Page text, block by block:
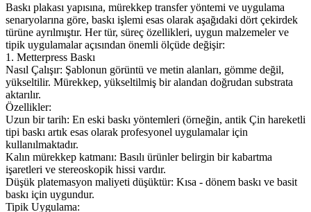
Baskı plakası yapısına, mürekkep transfer yöntemi ve uygulama
senaryolarına göre, baskı işlemi esas olarak aşağıdaki dört çekirdek
türüne ayrılmıştır. Her tür, süreç özellikleri, uygun malzemeler ve
tipik uygulamalar açısından önemli ölçüde değişir:
1. Metterpress Baskı
Nasıl Çalışır: Şablonun görüntü ve metin alanları, gömme değil,
yükseltilir. Mürekkep, yükseltilmiş bir alandan doğrudan substrata
aktarılır.
Özellikler:
Uzun bir tarih: En eski baskı yöntemleri (örneğin, antik Çin hareketli
tipi baskı artık esas olarak profesyonel uygulamalar için
kullanılmaktadır.
Kalın mürekkep katmanı: Basılı ürünler belirgin bir kabartma
işaretleri ve stereoskopik hissi vardır.
Düşük platemasyon maliyeti düşüktür: Kısa - dönem baskı ve basit
baskı için uygundur.
Tipik Uygulama: